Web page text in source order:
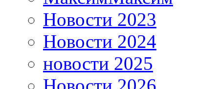
Новости 2023
Новости 2024
новости 2025